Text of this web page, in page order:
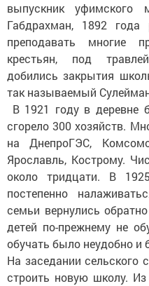
выпускник уфимского
Габдрахман, 1892
преподавать многие
крестьян, под
добились закрытия
так называемый
В 1921 году в деревне
сгорело 300 хозяйств.
на ДнепроГЭС,
Ярославль, Кострому.
около тридцати. В
постепенно
семьи вернулись
детей по-прежнему не
обучать было неудобно и
На заседании сельского
строить новую школу.